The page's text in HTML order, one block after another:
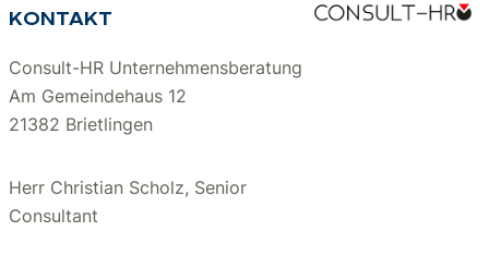
KONTAKT
Consult-HR Unternehmensberatung
Am Gemeindehaus 12
21382 Brietlingen
Herr Christian Scholz, Senior
Consultant